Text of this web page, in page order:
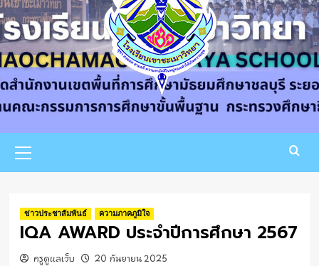
Menu
ข่าวประชาสัมพันธ์ ความภาคภูมิใจ
IQA AWARD ประจำปีการศึกษา 2567
ครูดูแลเว็บ 20 กันยายน 2025